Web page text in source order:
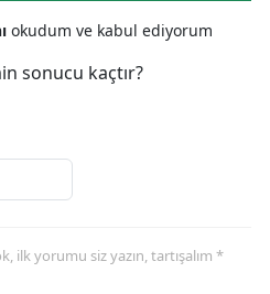
okudum ve kabul ediyorum
sonucu kaçtır?
ilk yorumu siz yazın, tartışalım *